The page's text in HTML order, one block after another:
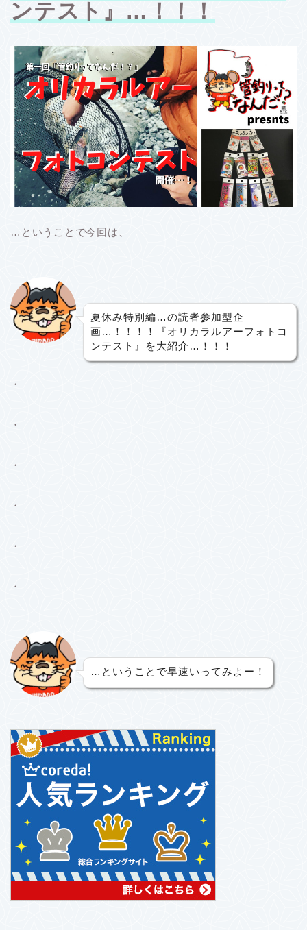
ンテスト』…！！！
…ということで今回は、
夏休み特別編…の読者参加型企
画…！！！！『オリカラルアーフォトコ
ンテスト』を大紹介…！！！
・
・
・
・
・
・
…ということで早速いってみよー！